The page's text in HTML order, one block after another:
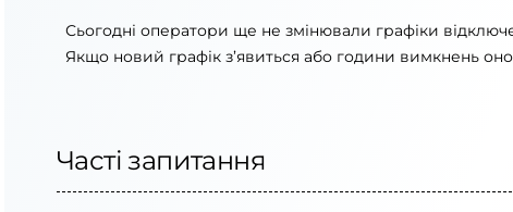
Сьогодні оператори ще не змінювали графіки
Якщо новий графік з’явиться або години вимкнень
Часті запитання